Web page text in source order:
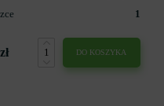
1
DO KOSZYKA